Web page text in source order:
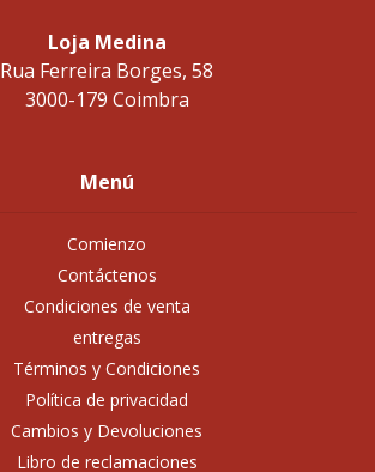
Loja Medina
Rua Ferreira Borges, 58
3000-179 Coimbra
Menú
Comienzo
Contáctenos
Condiciones de venta
entregas
Términos y Condiciones
Política de privacidad
Cambios y Devoluciones
Libro de reclamaciones